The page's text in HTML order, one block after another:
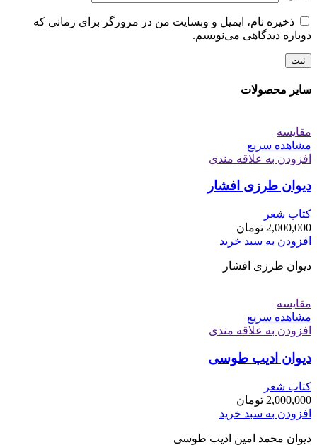
ذخیره نام، ایمیل و وبسایت من در مرورگر برای زمانی که
دوباره دیدگاهی می‌نویسم.
سایر محصولات
مقایسه
مشاهده سریع
افزودن به علاقه مندی
دیوان طرزی افشار
کتاب شعر
2,000,000 تومان
افزودن به سبد خرید
دیوان طرزی افشار
مقایسه
مشاهده سریع
افزودن به علاقه مندی
دیوان ادیب طوسی
کتاب شعر
2,000,000 تومان
افزودن به سبد خرید
دیوان محمد امین ادیب طوسی